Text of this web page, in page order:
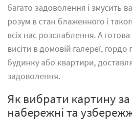
багато задоволення і змусить
розум в стан блаженного і
всіх нас розслаблення. А
висіти в домовій галереї,
будинку або квартири,
задоволення.
Як вибрати картину
набережні та